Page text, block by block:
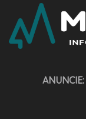
ANUNCIE: